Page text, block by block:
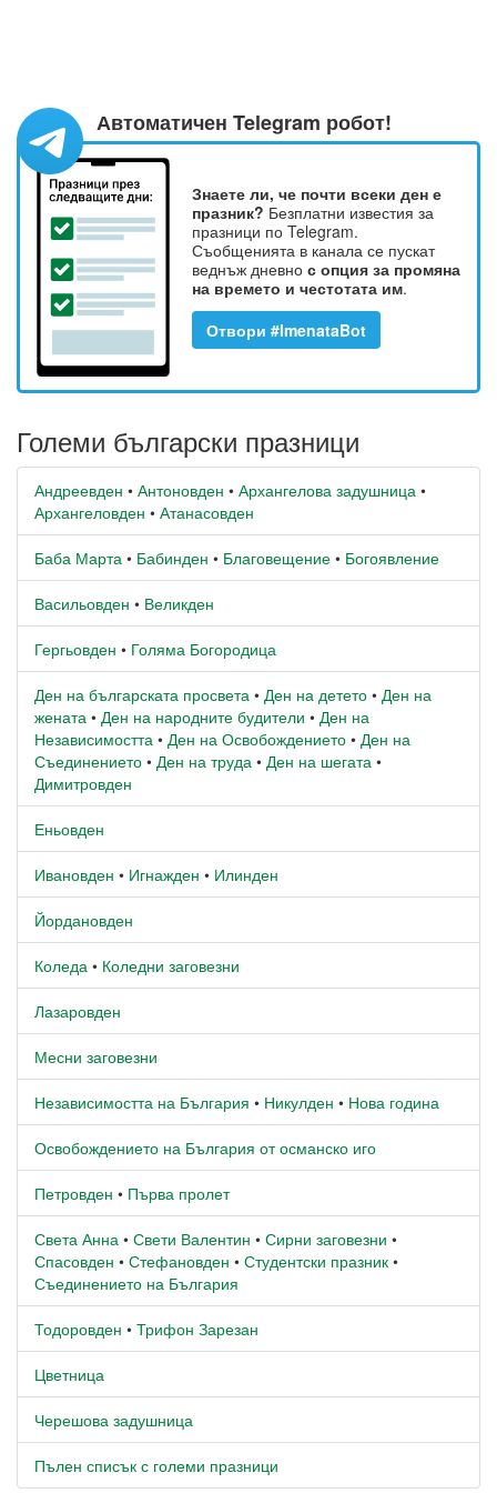
Автоматичен Telegram робот!
Знаете ли, че почти всеки ден е
празник? Безплатни известия за
празници по Telegram.
Съобщенията в канала се пускат
веднъж дневно с опция за промяна
на времето и честотата им.
Отвори #ImenataBot
Големи български празници
Андреевден • Антоновден • Архангелова задушница •
Архангеловден • Атанасовден
Баба Марта • Бабинден • Благовещение • Богоявление
Васильовден • Великден
Гергьовден • Голяма Богородица
Ден на българската просвета • Ден на детето • Ден на
жената • Ден на народните будители • Ден на
Независимостта • Ден на Освобождението • Ден на
Съединението • Ден на труда • Ден на шегата •
Димитровден
Еньовден
Ивановден • Игнажден • Илинден
Йордановден
Коледа • Коледни заговезни
Лазаровден
Месни заговезни
Независимостта на България • Никулден • Нова година
Освобождението на България от османско иго
Петровден • Първа пролет
Света Анна • Свети Валентин • Сирни заговезни •
Спасовден • Стефановден • Студентски празник •
Съединението на България
Тодоровден • Трифон Зарезан
Цветница
Черешова задушница
Пълен списък с големи празници